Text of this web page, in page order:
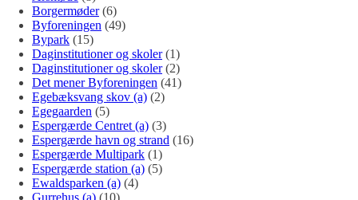
Borgermøder(6)
Byforeningen (49)
Bypark (15)
Daginstitutioner og skoler(1)
Daginstitutioner og skoler(2)
Det mener Byforeningen (41)
Egebæksvang skov (a) (2)
Egegaarden (5)
Espergærde Centret (a) (3)
Espergærde havn og strand (16)
Espergærde Multipark (1)
Espergærde station (a) (5)
Ewaldsparken (a) (4)
Gurrehus (a) (10)